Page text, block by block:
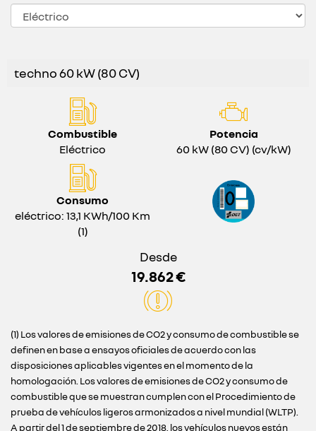
techno 60 kW (80 CV)
Combustible
Eléctrico
Potencia
60 kW (80 CV) (cv/kW)
Consumo
eléctrico: 13,1 KWh/100 Km
(1)
Desde
19.862 €
(1) Los valores de emisiones de CO2 y consumo de combustible se
definen en base a ensayos oficiales de acuerdo con las
disposiciones aplicables vigentes en el momento de la
homologación. Los valores de emisiones de CO2 y consumo de
combustible que se muestran cumplen con el Procedimiento de
prueba de vehículos ligeros armonizados a nivel mundial (WLTP).
A partir del 1 de septiembre de 2018, los vehículos nuevos están